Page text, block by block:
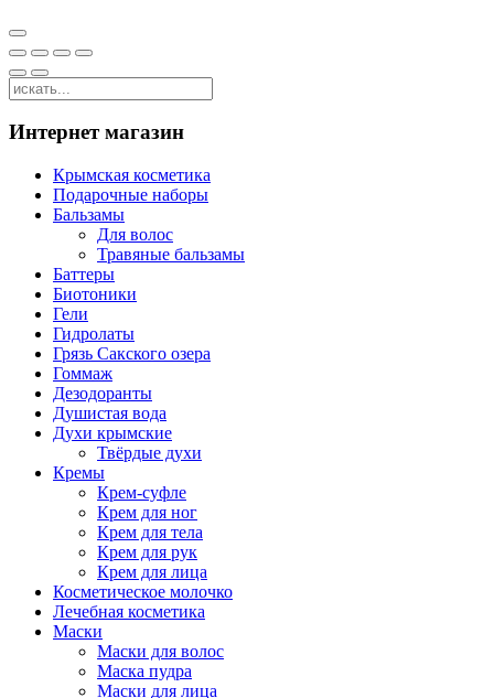
Интернет магазин
Крымская косметика
Подарочные наборы
Бальзамы
Для волос
Травяные бальзамы
Баттеры
Биотоники
Гели
Гидролаты
Грязь Сакского озера
Гоммаж
Дезодоранты
Душистая вода
Духи крымские
Твёрдые духи
Кремы
Крем-суфле
Крем для ног
Крем для тела
Крем для рук
Крем для лица
Косметическое молочко
Лечебная косметика
Маски
Маски для волос
Маска пудра
Маски для лица